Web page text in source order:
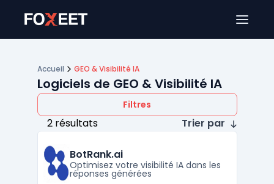
Accueil GEO & Visibilité IA
Logiciels de GEO & Visibilité IA
Filtres
2 résultats Trier par
BotRank.ai
Optimisez votre visibilité IA dans les
réponses générées